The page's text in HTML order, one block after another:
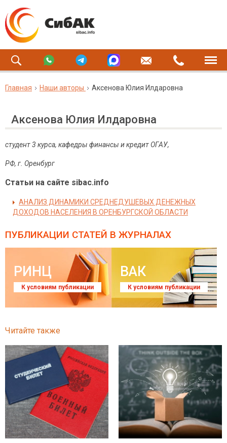
Главная Наши авторы Аксенова Юлия Илдаровна
Аксенова Юлия Илдаровна
студент 3 курса, кафедры финансы и кредит ОГАУ,
РФ, г. Оренбург
Статьи на сайте sibac.info
АНАЛИЗ ДИНАМИКИ СРЕДНЕДУШЕВЫХ ДЕНЕЖНЫХ
ДОХОДОВ НАСЕЛЕНИЯ В ОРЕНБУРГСКОЙ ОБЛАСТИ
ПУБЛИКАЦИИ СТАТЕЙ В ЖУРНАЛАХ
РИНЦ
К условиям публикации
ВАК
К условиям публикации
Читайте также